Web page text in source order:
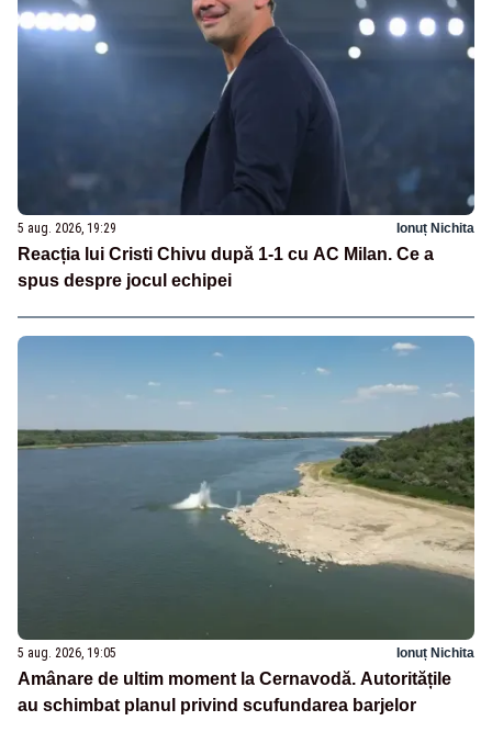
5 aug. 2026, 19:29 Ionuț Nichita
Reacția lui Cristi Chivu după 1-1 cu AC Milan. Ce a
spus despre jocul echipei
5 aug. 2026, 19:05 Ionuț Nichita
Amânare de ultim moment la Cernavodă. Autoritățile
au schimbat planul privind scufundarea barjelor